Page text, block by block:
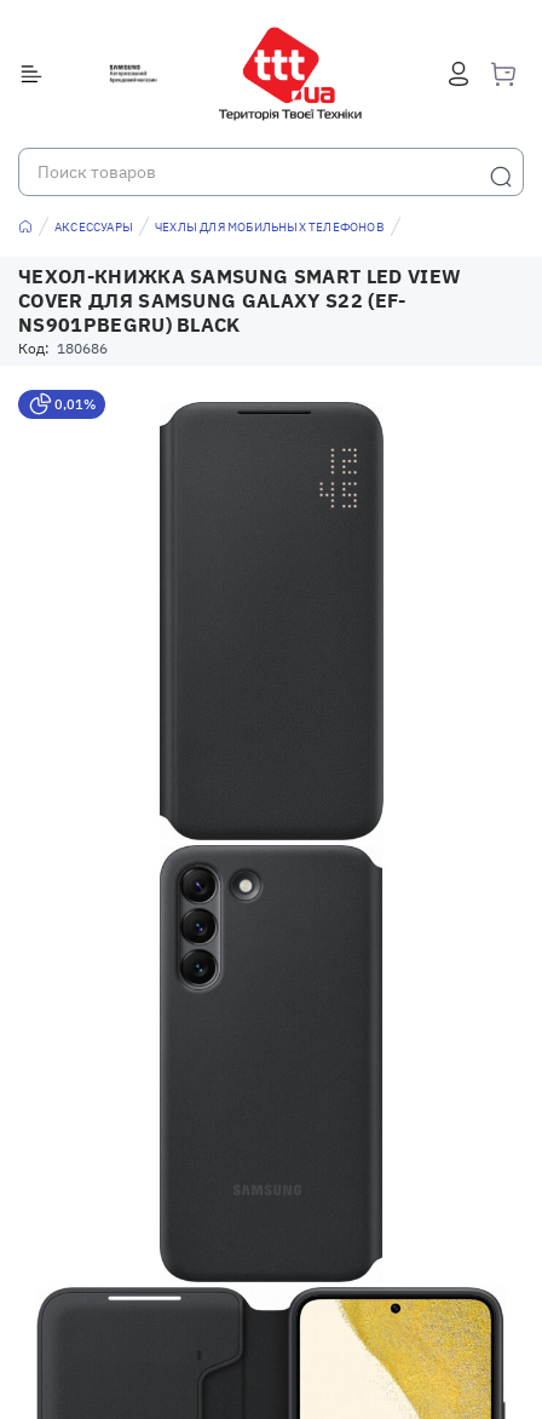
АКСЕССУАРЫ ЧЕХЛЫ ДЛЯ МОБИЛЬНЫХ ТЕЛЕФОНОВ
ЧЕХОЛ-КНИЖКА SAMSUNG SMART LED VIEW
COVER ДЛЯ SAMSUNG GALAXY S22 (EF-
NS901PBEGRU) BLACK
Код: 180686
0,01%